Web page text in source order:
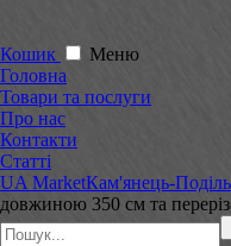
Кошик
Меню
Головна
Товари та послуги
Про нас
Контакти
Статті
UA MarketКам'янець-
довжиною 350 см та